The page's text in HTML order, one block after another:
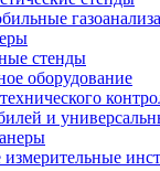
стенды
оборудование
и